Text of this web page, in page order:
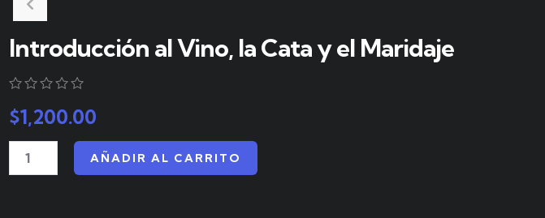
Introducción al Vino, la Cata y el Maridaje
out
based
customer
$1,200.00
AÑADIR AL CARRITO